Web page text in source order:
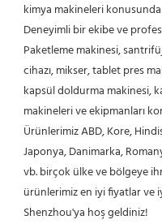
kimya makineleri
Deneyimli bir ekibe ve
Paketleme makinesi,
cihazı, mikser, tablet pres
kapsül doldurma makinesi,
makineleri ve ekipmanları
Ürünlerimiz ABD, Kore,
Japonya, Danimarka,
vb. birçok ülke ve bölgeye
ürünlerimiz en iyi fiyatlar ve
Shenzhou'ya hoş geldiniz!